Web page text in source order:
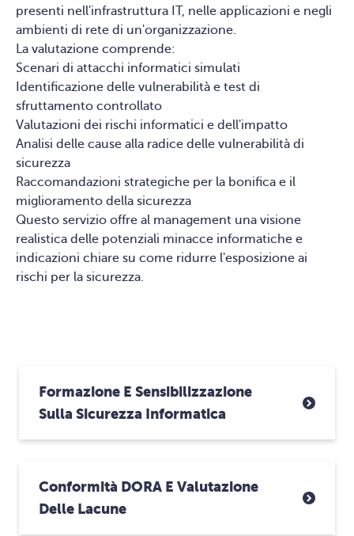
presenti nell'infrastruttura IT, nelle applicazioni e negli
ambienti di rete di un'organizzazione.
La valutazione comprende:
Scenari di attacchi informatici simulati
Identificazione delle vulnerabilità e test di
sfruttamento controllato
Valutazioni dei rischi informatici e dell'impatto
Analisi delle cause alla radice delle vulnerabilità di
sicurezza
Raccomandazioni strategiche per la bonifica e il
miglioramento della sicurezza
Questo servizio offre al management una visione
realistica delle potenziali minacce informatiche e
indicazioni chiare su come ridurre l'esposizione ai
rischi per la sicurezza.
Formazione E Sensibilizzazione
Sulla Sicurezza Informatica
Conformità DORA E Valutazione
Delle Lacune